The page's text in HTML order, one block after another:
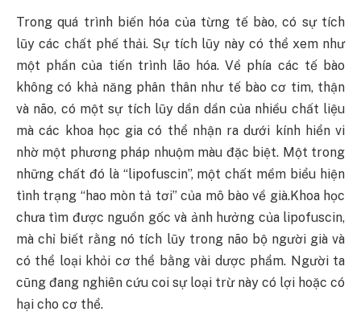
Trong quá trình biến hóa của từng tế bào, có sự tích
lũy các chất phế thải. Sự tích lũy này có thể xem như
một phần của tiến trình lão hóa. Về phía các tế bào
không có khả năng phân thân như tế bào cơ tim, thận
và não, có một sự tích lũy dần dần của nhiều chất liệu
mà các khoa học gia có thể nhận ra dưới kính hiển vi
nhờ một phương pháp nhuộm màu đặc biệt. Một trong
những chất đó là “lipofuscin”, một chất mềm biểu hiện
tình trạng “hao mòn tả tơi” của mô bào về già.Khoa học
chưa tìm được nguồn gốc và ảnh hưởng của lipofuscin,
mà chỉ biết rằng nó tích lũy trong não bộ người già và
có thể loại khỏi cơ thể bằng vài dược phẩm. Người ta
cũng đang nghiên cứu coi sự loại trừ này có lợi hoặc có
hại cho cơ thể.